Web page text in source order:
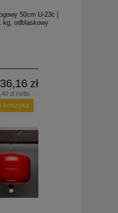
50cm U-23c |
kg, odblaskowy
zł
zł netto
koszyka